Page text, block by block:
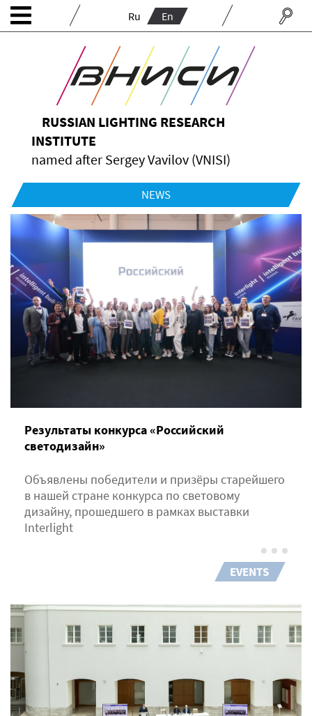
Ru En
RUSSIAN LIGHTING RESEARCH
INSTITUTE
named after Sergey Vavilov (VNISI)
NEWS
Результаты конкурса «Российский
светодизайн»
Объявлены победители и призёры старейшего
в нашей стране конкурса по световому
дизайну, прошедшего в рамках выставки
Interlight
EVENTS